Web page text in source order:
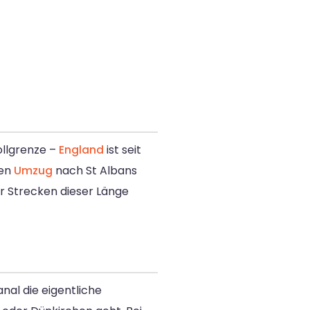
– England ist seit
Umzug nach St Albans
Strecken dieser Länge
die eigentliche